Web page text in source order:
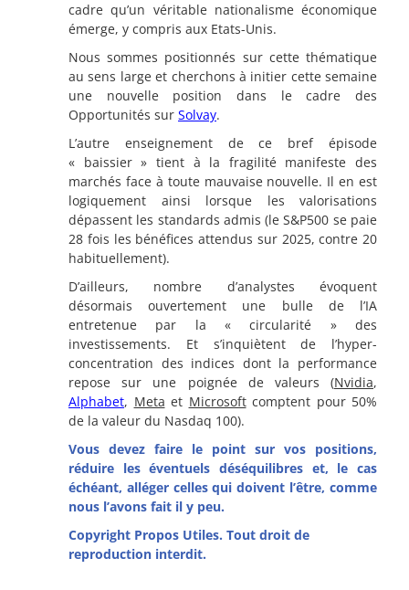
cadre qu’un véritable nationalisme économique
émerge, y compris aux Etats-Unis.
Nous sommes positionnés sur cette thématique
au sens large et cherchons à initier cette semaine
une nouvelle position dans le cadre des
Opportunités sur Solvay.
L’autre enseignement de ce bref épisode
« baissier » tient à la fragilité manifeste des
marchés face à toute mauvaise nouvelle. Il en est
logiquement ainsi lorsque les valorisations
dépassent les standards admis (le S&P500 se paie
28 fois les bénéfices attendus sur 2025, contre 20
habituellement).
D’ailleurs, nombre d’analystes évoquent
désormais ouvertement une bulle de l’IA
entretenue par la « circularité » des
investissements. Et s’inquiètent de l’hyper-
concentration des indices dont la performance
repose sur une poignée de valeurs (Nvidia,
Alphabet, Meta et Microsoftcomptent pour 50%
de la valeur du Nasdaq 100).
Vous devez faire le point sur vos positions,
réduire les éventuels déséquilibres et, le cas
échéant, alléger celles qui doivent l’être, comme
nous l’avons fait il y peu.
Copyright Propos Utiles. Tout droit de
reproduction interdit.